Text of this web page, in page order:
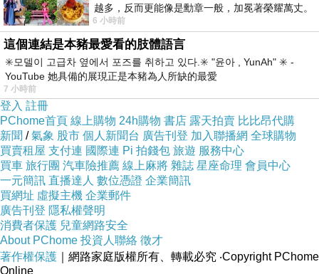
「夏媽媽，這都是我的錯，請你不要怪夏
實。」李勳站出來把所有的罪一肩扛下。「她是
被我拖累的，我沒有向你坦白，其實我……我父
親有黑道的背景。」
「然後呢？」季雪雙手環胸，好整以暇地聽
著。
「我曾經在路上遇到仇家，正巧夏實經過出
手幫忙，我才得以全身而退，可也因此讓她引來
麻煩，夏媽媽，真的很對不起！」他自責的低下
頭，沒有為自己說一句辯解的話。
越多，反而更能像是勳章一般，加冕著榮耀萬丈。
習慣一如縱容，成了再難輕輕放下的罪證
6 小時前
這個連結是本豬最愛看的肢體語言
✳️모델이 고급차 옆에서 포즈를 취하고 있다.✳️ "윤아 , YunAh" ✳️ -
YouTube 她具備的展現正是本豬為人所缺的最愛
7 小時前
登入 註冊
PChome首頁 線上購物 24h購物 書店 露天拍賣 比比昂代購
新聞 /氣象 股市 個人新聞台 廣告刊登 加入聯播網 全球購物
買賣租屋 支付連 國際連 Pi 拍錢包 旅遊 服務中心
買車 旅行團 汽車險推薦 線上麻將 雜誌 星座命理 會員中心
一元簡訊 直播達人 數位憑證 企業簡訊
買網址 虛擬主機 企業郵件
廣告刊登 隱私權聲明
消費者保護 兒童網路安全
About PChome 投資人聯絡 徵才
著作權保護 ｜網路家庭版權所有、轉載必究 ‧Copyright PChome
Online